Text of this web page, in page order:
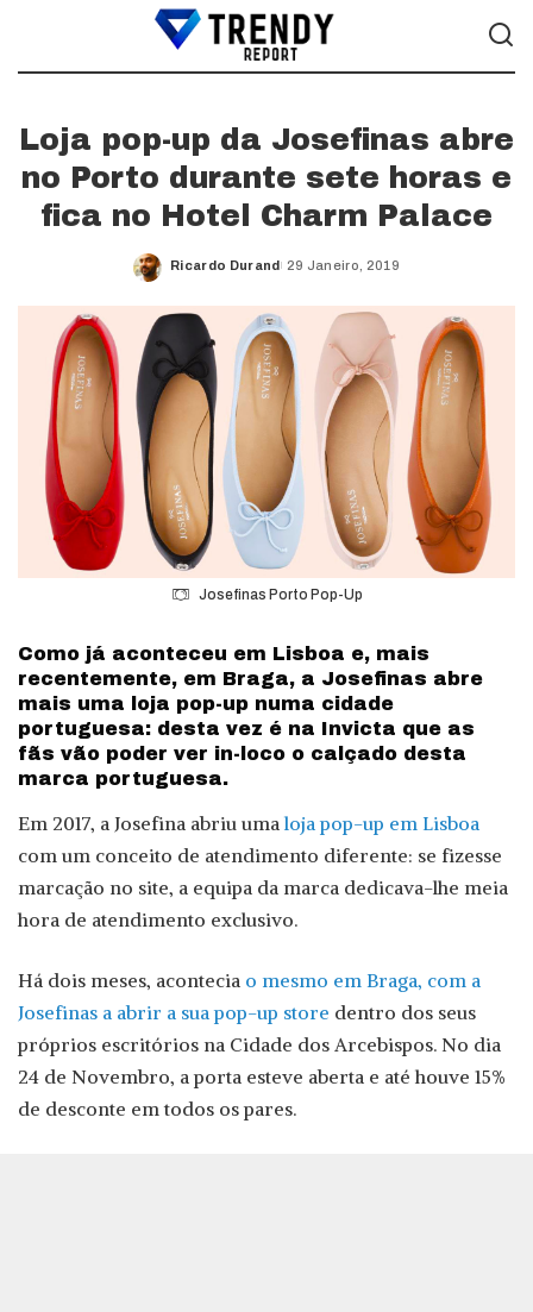
Loja pop-up da Josefinas abre
no Porto durante sete horas e
fica no Hotel Charm Palace
Posted
Ricardo Durand 29 Janeiro, 2019
Josefinas Porto Pop-Up
Como já aconteceu em Lisboa e, mais
recentemente, em Braga, a Josefinas abre
mais uma loja pop-up numa cidade
portuguesa: desta vez é na Invicta que as
fãs vão poder ver in-loco o calçado desta
marca portuguesa.
Em 2017, a Josefina abriu uma loja pop-up em Lisboa
com um conceito de atendimento diferente: se fizesse
marcação no site, a equipa da marca dedicava-lhe meia
hora de atendimento exclusivo.
Há dois meses, acontecia o mesmo em Braga, com a
Josefinas a abrir a sua pop-up store dentro dos seus
próprios escritórios na Cidade dos Arcebispos. No dia
24 de Novembro, a porta esteve aberta e até houve 15%
de desconte em todos os pares.